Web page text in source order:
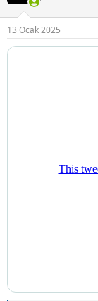
:
13 Ocak 2025